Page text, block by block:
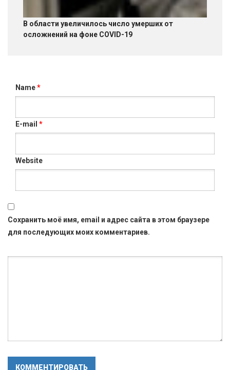
В области увеличилось число умерших от
осложнений на фоне COVID-19
Name*
E-mail *
Website
Сохранить моё имя, email и адрес сайта в этом браузере
для последующих моих комментариев.